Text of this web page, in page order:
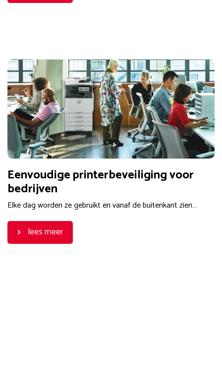
Eenvoudige printerbeveiliging voor
bedrijven
Elke dag worden ze gebruikt en vanaf de buitenkant zien…
lees meer